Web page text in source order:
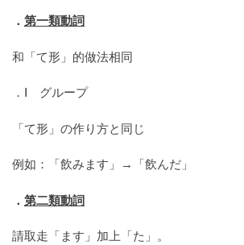
． 第一類動詞
和「て形」的做法相同
．Ⅰ グループ
「て形」の作り方と同じ
例如：「飲みます」→「飲んだ」
． 第二類動詞
請取走「ます」加上「た」。